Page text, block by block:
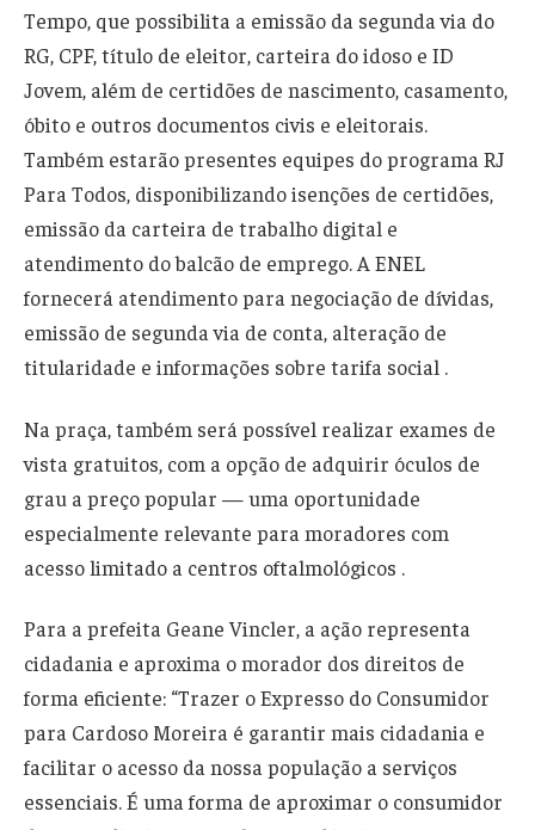
Tempo, que possibilita a emissão da segunda via do
RG, CPF, título de eleitor, carteira do idoso e ID
Jovem, além de certidões de nascimento, casamento,
óbito e outros documentos civis e eleitorais.
Também estarão presentes equipes do programa RJ
Para Todos, disponibilizando isenções de certidões,
emissão da carteira de trabalho digital e
atendimento do balcão de emprego. A ENEL
fornecerá atendimento para negociação de dívidas,
emissão de segunda via de conta, alteração de
titularidade e informações sobre tarifa social .
Na praça, também será possível realizar exames de
vista gratuitos, com a opção de adquirir óculos de
grau a preço popular — uma oportunidade
especialmente relevante para moradores com
acesso limitado a centros oftalmológicos .
Para a prefeita Geane Vincler, a ação representa
cidadania e aproxima o morador dos direitos de
forma eficiente: “Trazer o Expresso do Consumidor
para Cardoso Moreira é garantir mais cidadania e
facilitar o acesso da nossa população a serviços
essenciais. É uma forma de aproximar o consumidor